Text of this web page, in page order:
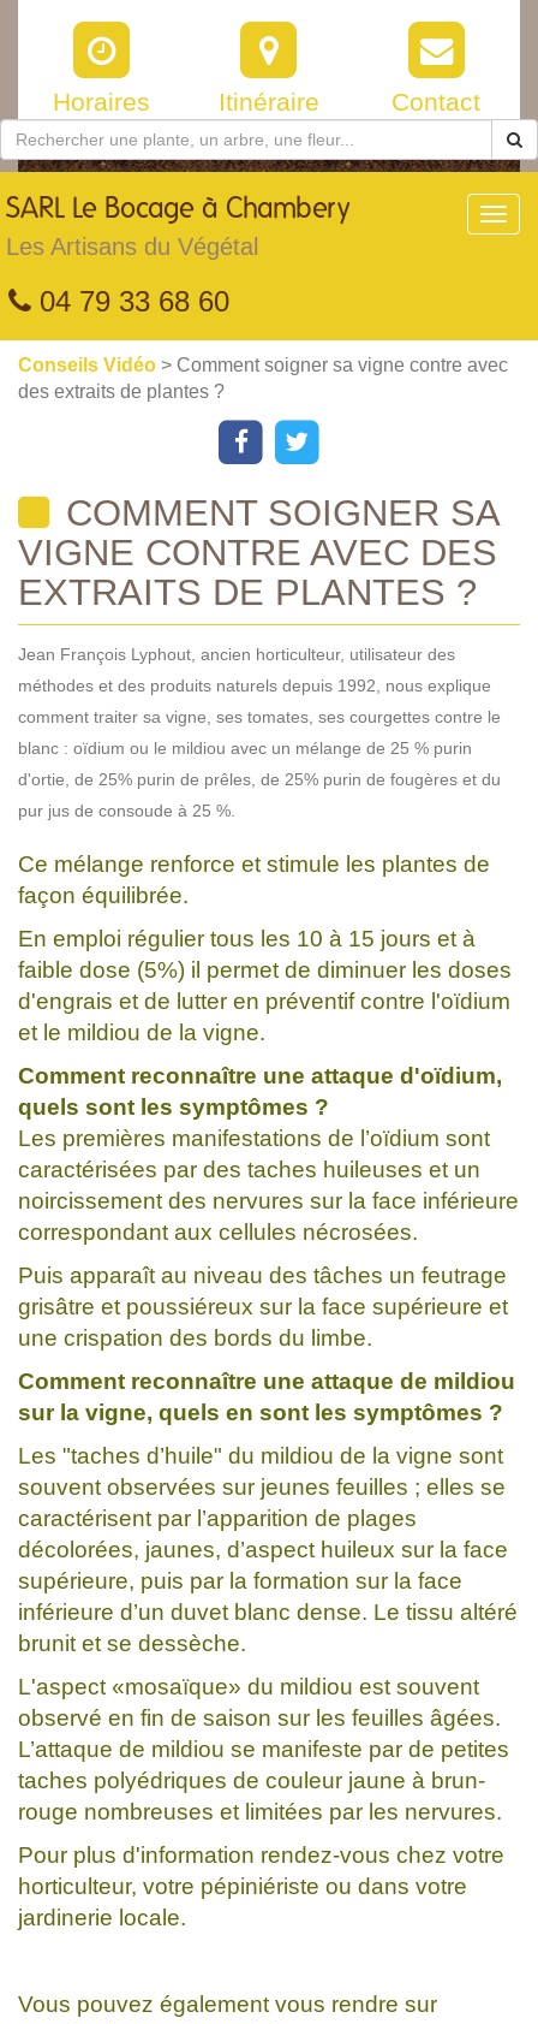
Horaires Itinéraire Contact
SARL Le Bocage à Chambery
Les Artisans du Végétal
04 79 33 68 60
Conseils Vidéo > Comment soigner sa vigne contre avec
des extraits de plantes ?
COMMENT SOIGNER SA
VIGNE CONTRE AVEC DES
EXTRAITS DE PLANTES ?
Jean François Lyphout, ancien horticulteur, utilisateur des
méthodes et des produits naturels depuis 1992, nous explique
comment traiter sa vigne, ses tomates, ses courgettes contre le
blanc : oïdium ou le mildiou avec un mélange de 25 % purin
d'ortie, de 25% purin de prêles, de 25% purin de fougères et du
pur jus de consoude à 25 %.
Ce mélange renforce et stimule les plantes de
façon équilibrée.
En emploi régulier tous les 10 à 15 jours et à
faible dose (5%) il permet de diminuer les doses
d'engrais et de lutter en préventif contre l'oïdium
et le mildiou de la vigne.
Comment reconnaître une attaque d'oïdium,
quels sont les symptômes ?
Les premières manifestations de l’oïdium sont
caractérisées par des taches huileuses et un
noircissement des nervures sur la face inférieure
correspondant aux cellules nécrosées.
Puis apparaît au niveau des tâches un feutrage
grisâtre et poussiéreux sur la face supérieure et
une crispation des bords du limbe.
Comment reconnaître une attaque de mildiou
sur la vigne, quels en sont les symptômes ?
Les "taches d’huile" du mildiou de la vigne sont
souvent observées sur jeunes feuilles ; elles se
caractérisent par l’apparition de plages
décolorées, jaunes, d’aspect huileux sur la face
supérieure, puis par la formation sur la face
inférieure d’un duvet blanc dense. Le tissu altéré
brunit et se dessèche.
L'aspect «mosaïque» du mildiou est souvent
observé en fin de saison sur les feuilles âgées.
L’attaque de mildiou se manifeste par de petites
taches polyédriques de couleur jaune à brun-
rouge nombreuses et limitées par les nervures.
Pour plus d'information rendez-vous chez votre
horticulteur, votre pépiniériste ou dans votre
jardinerie locale.
Vous pouvez également vous rendre sur